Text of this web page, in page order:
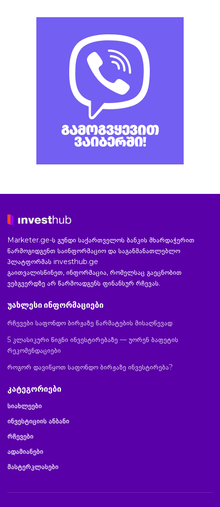
Marketer.ge-ს გუნდი საქართველოს ბანკის მხარდაჭერით
წარმოგიდგენთ საინფორმაციო და საგანმანათლებლო
პლატფორმას investhub.ge
გაითვალისწინეთ, ინფორმაცია, რომელსაც გაეცნობით
ვებგვერდზე არ წარმოადგენს ფინანსურ რჩევას.
უახლესი ინფორმაციები
რჩევები საფონდო ბირჟაზე წარმატების მისაღწევად
5 კლასიკური წიგნი ინვესტირებაზე — უორენ ბაფეტის
რეკომენდაციები
როგორ დავიწყოთ საფონდო ბირჟაზე ინვესტირება?
კატეგორიები
სიახლეები
ინვესტიციის ანბანი
რჩევები
ადამიანები
მასტერკლასები